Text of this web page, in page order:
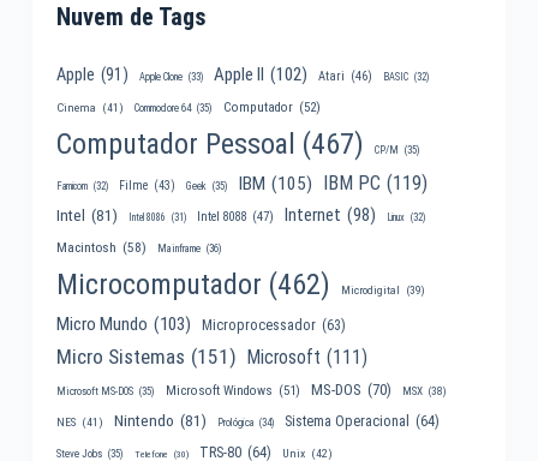
Nuvem de Tags
Apple (91) Apple Clone (33) Apple II (102) Atari (46) BASIC (32)
Cinema (41) Commodore 64 (35) Computador (52)
Computador Pessoal (467) CP/M (35)
Famicom (32) Filme (43) Geek (35) IBM (105) IBM PC (119)
Intel (81) Intel 8086 (31) Intel 8088 (47) Internet (98) Linux (32)
Macintosh (58) Mainframe (36)
Microcomputador (462) Microdigital (39)
Micro Mundo (103) Microprocessador (63)
Micro Sistemas (151) Microsoft (111)
Microsoft MS-DOS (35) Microsoft Windows (51) MS-DOS (70) MSX (38)
NES (41) Nintendo (81) Prológica (34) Sistema Operacional (64)
Steve Jobs (35) Telefone (30) TRS-80 (64) Unix (42)